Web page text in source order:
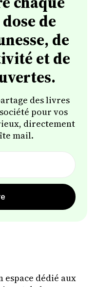
de
de
et de
des livres
pour vos
directement
mail.
espace dédié aux